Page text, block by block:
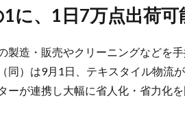
1に、1日7万点出荷
製造・販売やクリーニングなどを
同）は9月1日、テキスタイル物流
ーが連携し大幅に省人化・省力化